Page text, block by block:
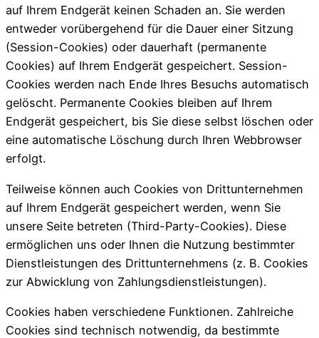
auf Ihrem Endgerät keinen Schaden an. Sie werden
entweder vorübergehend für die Dauer einer Sitzung
(Session-Cookies) oder dauerhaft (permanente
Cookies) auf Ihrem Endgerät gespeichert. Session-
Cookies werden nach Ende Ihres Besuchs automatisch
gelöscht. Permanente Cookies bleiben auf Ihrem
Endgerät gespeichert, bis Sie diese selbst löschen oder
eine automatische Löschung durch Ihren Webbrowser
erfolgt.
Teilweise können auch Cookies von Drittunternehmen
auf Ihrem Endgerät gespeichert werden, wenn Sie
unsere Seite betreten (Third-Party-Cookies). Diese
ermöglichen uns oder Ihnen die Nutzung bestimmter
Dienstleistungen des Drittunternehmens (z. B. Cookies
zur Abwicklung von Zahlungsdienstleistungen).
Cookies haben verschiedene Funktionen. Zahlreiche
Cookies sind technisch notwendig, da bestimmte